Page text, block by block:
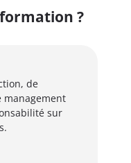
formation ?
de
management
sur